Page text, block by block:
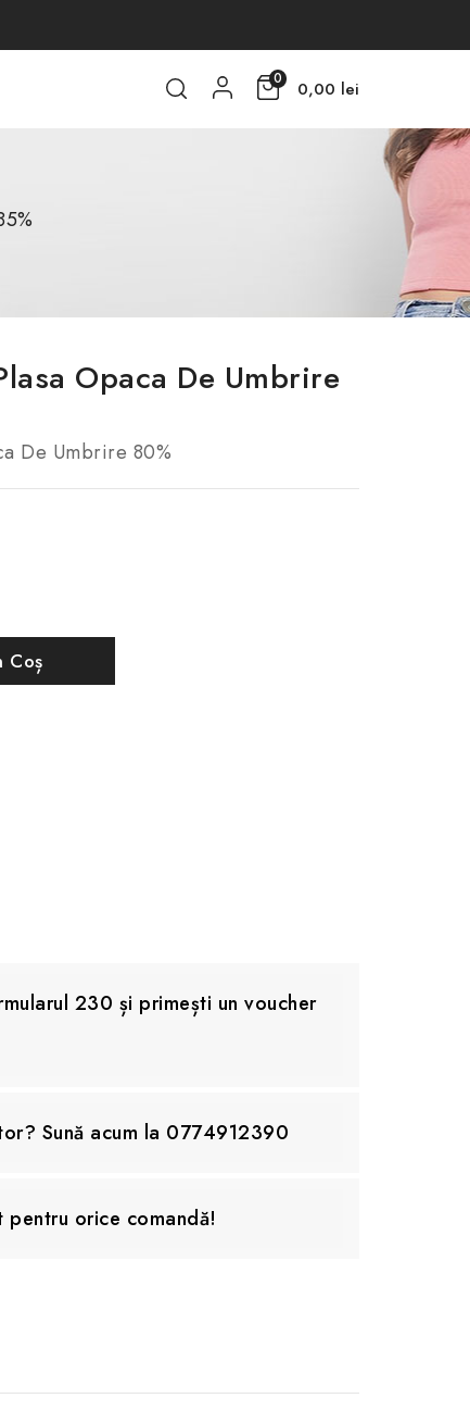
0 0,00 lei
Opaca De Umbrire
De Umbrire 80%
Coș
230 și primești un voucher
Sună acum la 0774912390
orice comandă!